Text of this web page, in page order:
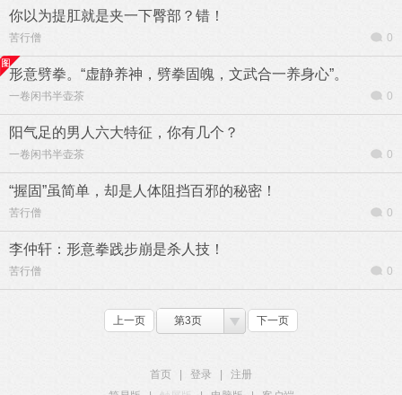
你以为提肛就是夹一下臀部？错！
苦行僧 0
形意劈拳。“虚静养神，劈拳固魄，文武合一养身心”。
一卷闲书半壶茶 0
阳气足的男人六大特征，你有几个？
一卷闲书半壶茶 0
“握固”虽简单，却是人体阻挡百邪的秘密！
苦行僧 0
李仲轩：形意拳践步崩是杀人技！
苦行僧 0
上一页 第3页 下一页
首页 登录
注册